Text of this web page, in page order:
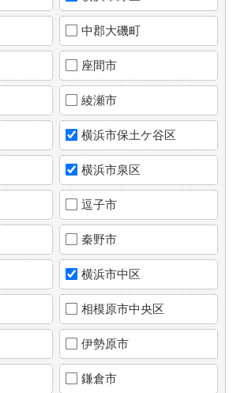
中郡大磯町
座間市
綾瀬市
横浜市保土ケ谷区
横浜市泉区
逗子市
秦野市
横浜市中区
相模原市中央区
伊勢原市
鎌倉市